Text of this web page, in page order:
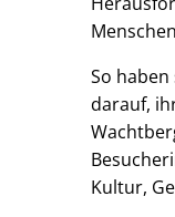
So
darauf,
Kultur,